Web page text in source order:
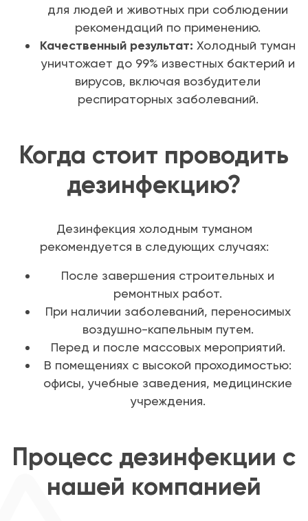
для людей и животных при соблюдении
рекомендаций по применению.
Качественный результат: Холодный туман
уничтожает до 99% известных бактерий и
вирусов, включая возбудители
респираторных заболеваний.
Когда стоит проводить
дезинфекцию?
Дезинфекция холодным туманом
рекомендуется в следующих случаях:
После завершения строительных и
ремонтных работ.
При наличии заболеваний, переносимых
воздушно-капельным путем.
Перед и после массовых мероприятий.
В помещениях с высокой проходимостью:
офисы, учебные заведения, медицинские
учреждения.
Процесс дезинфекции с
нашей компанией